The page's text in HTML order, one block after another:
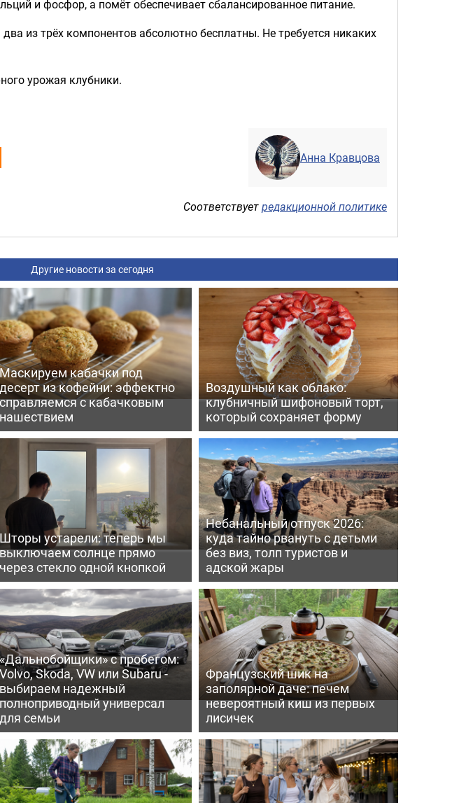
и фосфор, а помёт обеспечивает сбалансированное питание.
из трёх компонентов абсолютно бесплатны. Не требуется никаких
урожая клубники.
Анна Кравцова
Соответствуетредакционной политике
Другие новости за сегодня
кабачки под
из кофейни: эффектно
с кабачковым
нашествием
Воздушный как облако:
клубничный шифоновый торт,
который сохраняет форму
Шторы устарели: теперь мы
солнце прямо
через стекло одной кнопкой
Небанальный отпуск 2026:
куда тайно рвануть с детьми
без виз, толп туристов и
адской жары
с пробегом:
Volvo, Skoda, VW или Subaru -
выбираем надежный
универсал
для семьи
Французский шик на
заполярной даче: печем
невероятный киш из первых
лисичек